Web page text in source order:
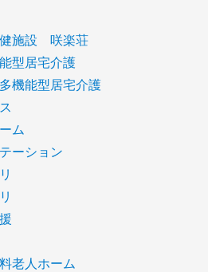
施設 咲楽荘
型居宅介護
機能型居宅介護
ム
ーション
老人ホーム